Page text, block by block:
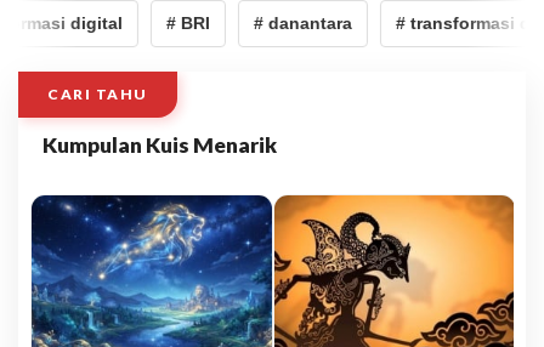
digital # BRI # danantara # transformasi
CARI TAHU
Kumpulan Kuis Menarik